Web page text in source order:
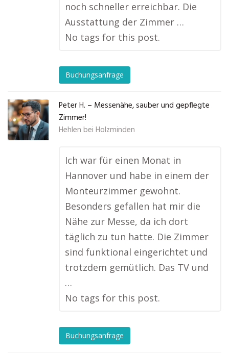
noch schneller erreichbar. Die
Ausstattung der Zimmer …
No tags for this post.
Buchungsanfrage
Peter H. – Messenähe, sauber und gepflegte
Zimmer!
Hehlen bei Holzminden
Ich war für einen Monat in
Hannover und habe in einem der
Monteurzimmer gewohnt.
Besonders gefallen hat mir die
Nähe zur Messe, da ich dort
täglich zu tun hatte. Die Zimmer
sind funktional eingerichtet und
trotzdem gemütlich. Das TV und
…
No tags for this post.
Buchungsanfrage